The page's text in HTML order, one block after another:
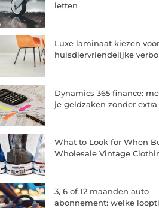
letten
Luxe laminaat kiezen
huisdiervriendelijke
Dynamics 365 finance:
je geldzaken zonder extra
What to Look for When
Wholesale Vintage
3, 6 of 12 maanden auto
abonnement: welke